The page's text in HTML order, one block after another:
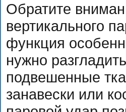
Обратите
вертикального
функция
нужно
подвешенные
занавески или